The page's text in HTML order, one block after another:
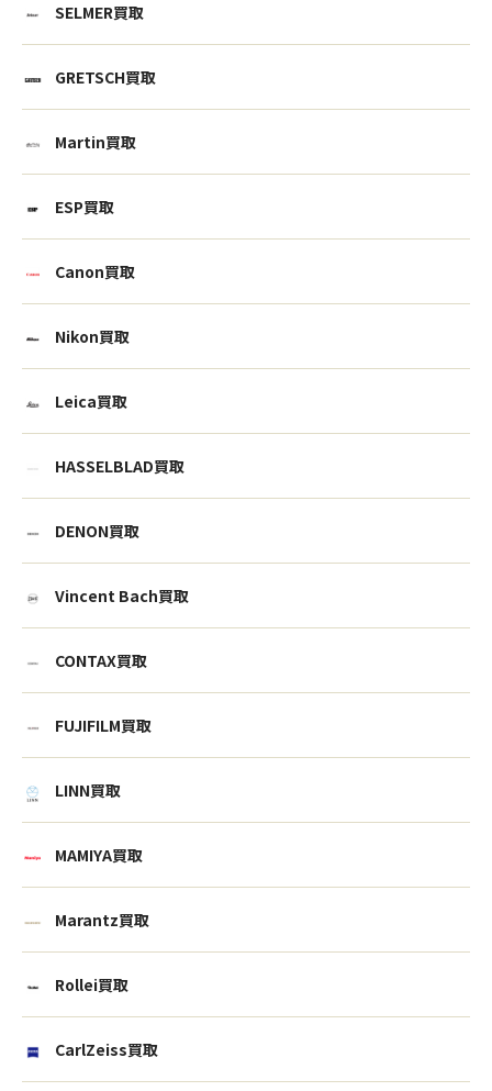
SELMER買取
GRETSCH買取
Martin買取
ESP買取
Canon買取
Nikon買取
Leica買取
HASSELBLAD買取
DENON買取
Vincent Bach買取
CONTAX買取
FUJIFILM買取
LINN買取
MAMIYA買取
Marantz買取
Rollei買取
CarlZeiss買取